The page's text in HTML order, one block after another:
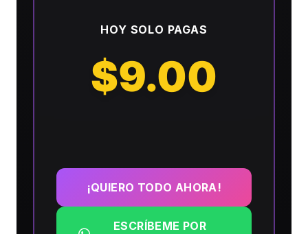
HOY SOLO PAGAS
$9.00
¡QUIERO TODO AHORA!
ESCRÍBEME POR